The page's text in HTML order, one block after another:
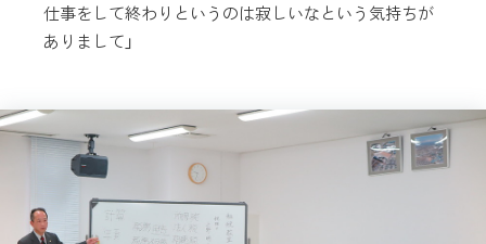
仕事をして終わりというのは寂しいなという気持ちが
ありまして」